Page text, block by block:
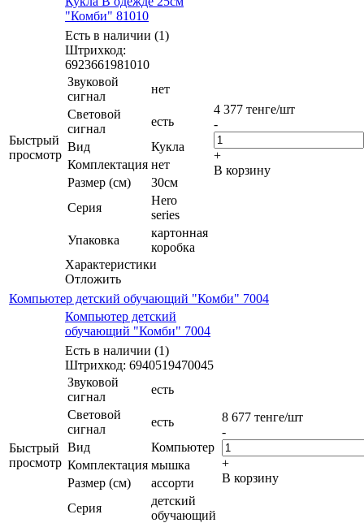
Быстрый
просмотр
"Комби" 81010
Есть в наличии (1)
Штрихкод:
6923661981010
Звуковой
сигнал
нет
Световой
сигнал
есть
Вид
Кукла
Комплектация нет
Размер (см)
30см
Серия
Hero
series
Упаковка
картонная
коробка
Характеристики
Отложить
4 377 тенге/шт
-
+
В корзину
Компьютер детский обучающий "Комби" 7004
Быстрый
просмотр
Компьютер детский
обучающий "Комби" 7004
Есть в наличии (1)
Штрихкод: 6940519470045
Звуковой
сигнал
есть
Световой
сигнал
есть
Вид
Компьютер
Комплектация мышка
Размер (см)
ассорти
Серия
детский
обучающий
8 677 тенге/шт
-
+
В корзину